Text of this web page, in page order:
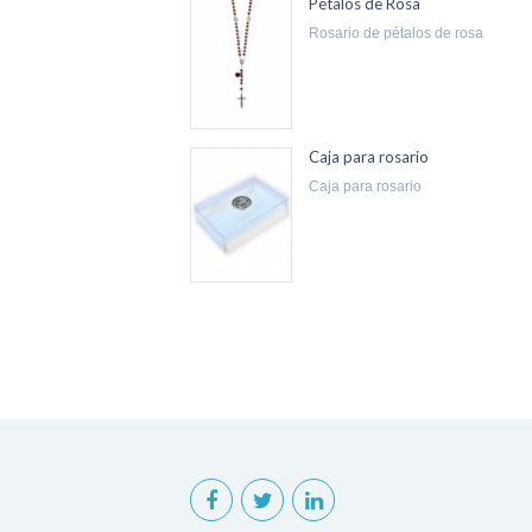
rosario de pétalos de rosa
Caja para rosario
caja para rosario